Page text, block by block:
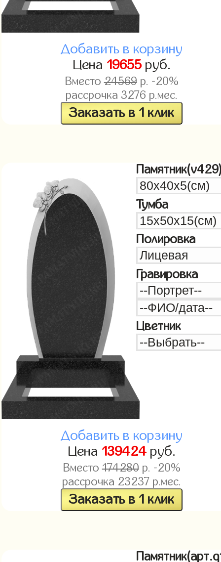
Добавить в корзину
Цена 19655руб.
Вместо24569р. -20%
рассрочка 3276 р.мес.
Заказать в 1 клик
Тумба
Полировка
Гравировка
Цветник
Добавить в корзину
Цена 139424руб.
Вместо174280р. -20%
рассрочка 23237 р.мес.
Заказать в 1 клик